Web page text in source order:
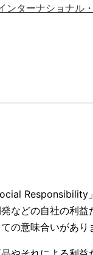
ンターナショナル・
Responsibility
などの自社の利
の意味合いがあり